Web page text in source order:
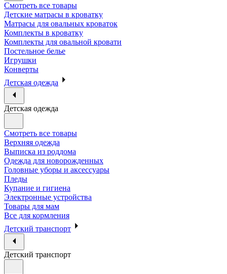
Смотреть все товары
Детские матрасы в кроватку
Матрасы для овальных кроваток
Комплекты в кроватку
Комплекты для овальной кровати
Постельное белье
Игрушки
Конверты
Детская одежда
Детская одежда
Смотреть все товары
Верхняя одежда
Выписка из роддома
Одежда для новорожденных
Головные уборы и аксессуары
Пледы
Купание и гигиена
Электронные устройства
Товары для мам
Все для кормления
Детский транспорт
Детский транспорт